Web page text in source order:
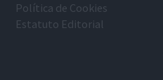
Política de Cookies
Estatuto Editorial